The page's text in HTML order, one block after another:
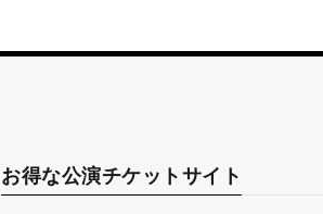
お得な公演チケットサイト